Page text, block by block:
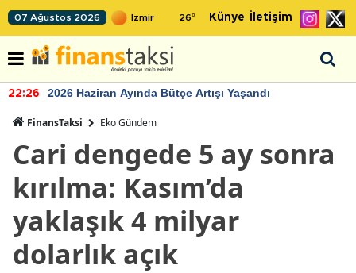
07 Ağustos 2026 26° Künye İletişim
22:26 2026 Haziran Ayında Bütçe Artışı Yaşandı
FinansTaksi Eko Gündem
Cari dengede 5 ay sonra
kırılma: Kasım’da
yaklaşık 4 milyar
dolarlık açık